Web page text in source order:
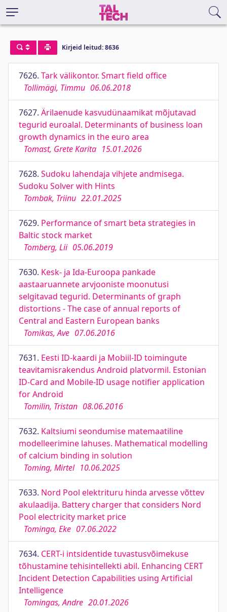
Kirjeid leitud: 8636
7626. Tark välikontor. Smart field office
Tollimägi, Timmu 06.06.2018
7627. Ärilaenude kasvudünaamikat mõjutavad
tegurid euroalal. Determinants of business loan
growth dynamics in the euro area
Tomast, Grete Karita 15.01.2026
7628. Sudoku lahendaja vihjete andmisega.
Sudoku Solver with Hints
Tombak, Triinu 22.01.2025
7629. Performance of smart beta strategies in
Baltic stock market
Tomberg, Lii 05.06.2019
7630. Kesk- ja Ida-Euroopa pankade
aastaaruannete arvjooniste moonutusi
selgitavad tegurid. Determinants of graph
distortions - The case of annual reports of
Central and Eastern European banks
Tomikas, Ave 07.06.2016
7631. Eesti ID-kaardi ja Mobiil-ID toimingute
teavitamisrakendus Android platvormil. Estonian
ID-Card and Mobile-ID usage notifier application
for Android
Tomilin, Tristan 08.06.2016
7632. Kaltsiumi seondumise matemaatiline
modelleerimine lahuses. Mathematical modelling
of calcium binding in solution
Toming, Mirtel 10.06.2025
7633. Nord Pool elektrituru hinda arvesse võttev
akulaadija. Battery charger that considers Nord
Pool electricity market price
Tominga, Eke 07.06.2022
7634. CERT-i intsidentide tuvastusvõimekuse
tõhustamine tehisintellekti abil. Enhancing CERT
Incident Detection Capabilities using Artificial
Intelligence
Tomingas, Andre 20.01.2026